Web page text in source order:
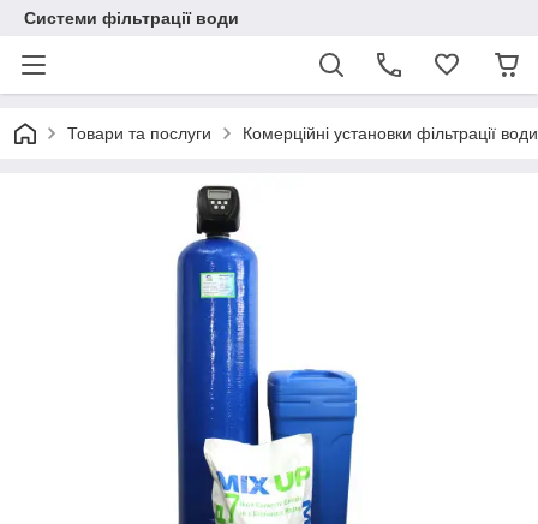
Системи фільтрації води
Товари та послуги Комерційні установки фільтрації води